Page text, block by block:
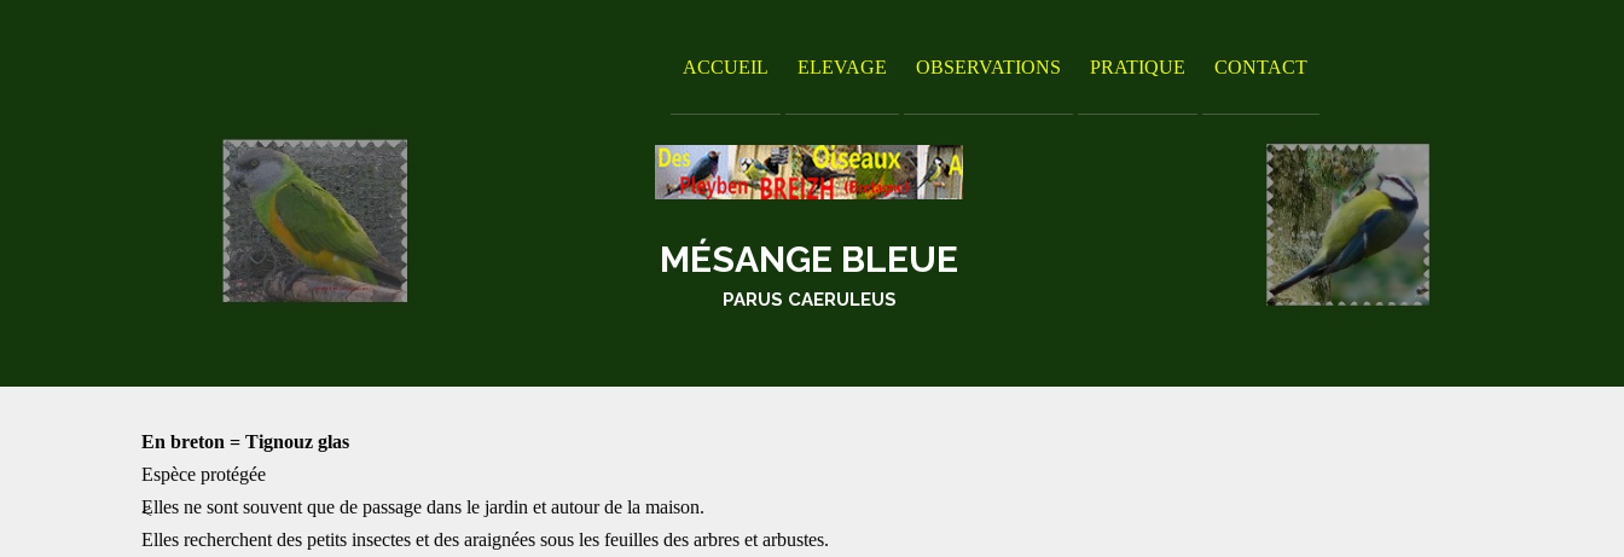
MÉSANGE BLEUE
PARUS CAERULEUS
<
ACCUEIL ELEVAGE OBSERVATIONS PRATIQUE CONTACT
En breton = Tignouz glas
Espèce protégée
Elles ne sont souvent que de passage dans le jardin et autour de la maison.
Elles recherchent des petits insectes et des araignées sous les feuilles des arbres et arbustes.